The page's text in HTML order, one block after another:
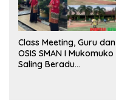
Class Meeting, Guru dan
OSIS SMAN I Mukomuko
Saling Beradu